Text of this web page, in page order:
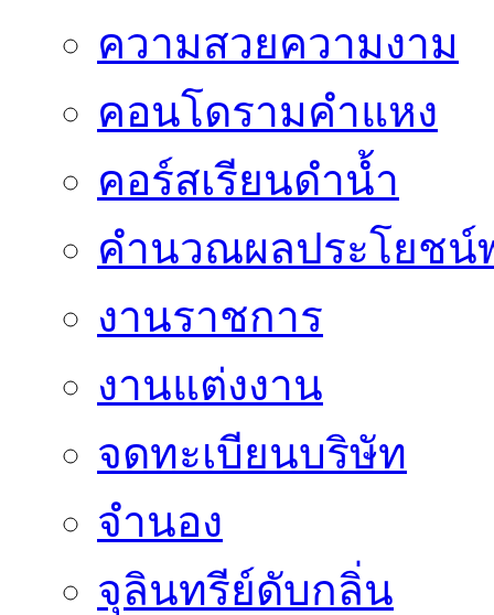
ความสวยความงาม
คอนโดรามคำแหง
คอร์สเรียนดำน้ำ
คำนวณผลประโยชน์
งานราชการ
งานแต่งงาน
จดทะเบียนบริษัท
จำนอง
จุลินทรีย์ดับกลิ่น